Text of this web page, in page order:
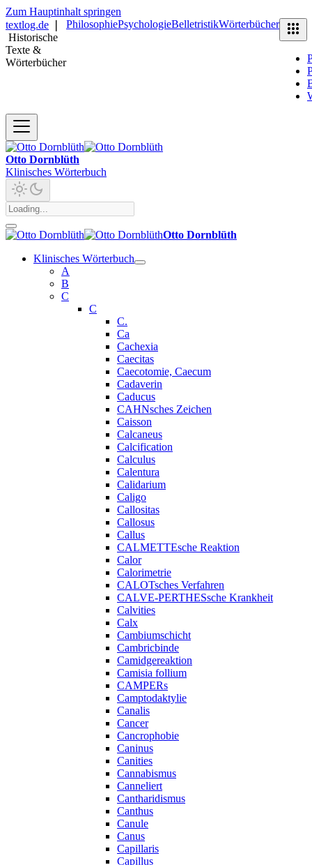
Zum Hauptinhalt springen
textlog.de
Historische
Texte &
Wörterbücher
PhilosophiePsychologieBelletristikWörterbücher
Otto Dornblüth
Klinisches Wörterbuch
Otto Dornblüth
Klinisches Wörterbuch
A
B
C
C
C.
Ca
Cachexia
Caecitas
Caecotomie, Caecum
Cadaverin
Caducus
CAHNsches Zeichen
Caisson
Calcaneus
Calcification
Calculus
Calentura
Calidarium
Caligo
Callositas
Callosus
Callus
CALMETTEsche Reaktion
Calor
Calorimetrie
CALOTsches Verfahren
CALVE-PERTHESsche Krankheit
Calvities
Calx
Cambiumschicht
Cambricbinde
Camidgereaktion
Camisia follium
CAMPERs
Camptodaktylie
Canalis
Cancer
Cancrophobie
Caninus
Canities
Cannabismus
Canneliert
Cantharidismus
Canthus
Canule
Canus
Capillaris
Capillus